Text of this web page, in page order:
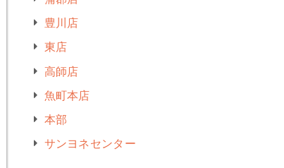
豊川店
東店
高師店
魚町本店
本部
サンヨネセンター